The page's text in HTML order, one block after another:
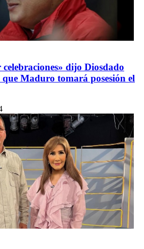
dijo Diosdado
Maduro tomará posesión el